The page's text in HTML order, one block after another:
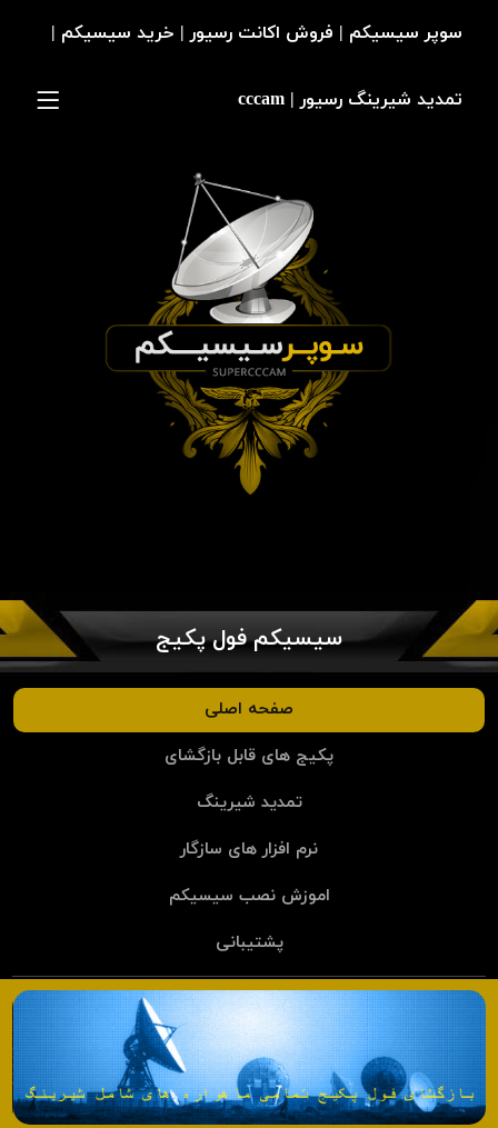
سیسیکم فول پکیج
صفحه اصلی
پکیج های قابل بازگشای
تمدید شیرینگ
نرم افزار های سازگار
اموزش نصب سیسیکم
پشتیبانی
سوپر سیسیکم | فروش اکانت رسیور | خرید سیسیکم |
تمدید شیرینگ رسیور | cccam